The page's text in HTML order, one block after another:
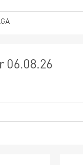
06.08.26